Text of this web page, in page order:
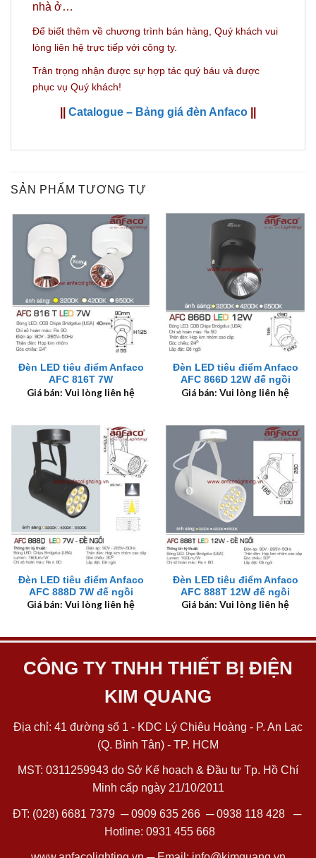
nhà ở…
Để biết thêm về chương trình bán hàng, Quý khách vui
lòng liên hệ trực tiếp với công ty.
Trân trọng nhận được sự hợp tác quý báu và được
phục vụ Quý khách!
Catalogue – Bảng giá đèn Anfaco
SẢN PHẨM TƯƠNG TỰ
Đèn LED tiêu điểm Anfaco
AFC 816T 7W
Giá bán: Vui lòng liên hệ
Đèn LED tiêu điểm Anfaco
AFC 866D 12W đế ngồi
Giá bán: Vui lòng liên hệ
Đèn LED tiêu điểm Anfaco
AFC 888D 7W đế ngồi
Giá bán: Vui lòng liên hệ
Đèn LED tiêu điểm Anfaco
AFC 888T 12W đế ngồi
Giá bán: Vui lòng liên hệ
CÔNG TY TNHH THIẾT BỊ ĐIỆN
KIM QUANG
Địa chỉ: 41 đường số 1 - KDC Lý Chiêu Hoàng - P. An Lạc
(Q. Bình Tân) - TP. HCM
MST: 0311259943 do Sở Kế hoạch & Đầu tư Tp. Hồ Chí
Minh cấp ngày 21/10/2011
ĐT: (028) 6681 7379 ─0909 635 266─0938 118 428─
Hotline: 0931 455 668